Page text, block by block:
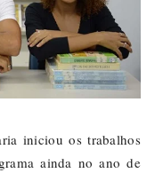
iniciou os trabalhos
ainda no ano de